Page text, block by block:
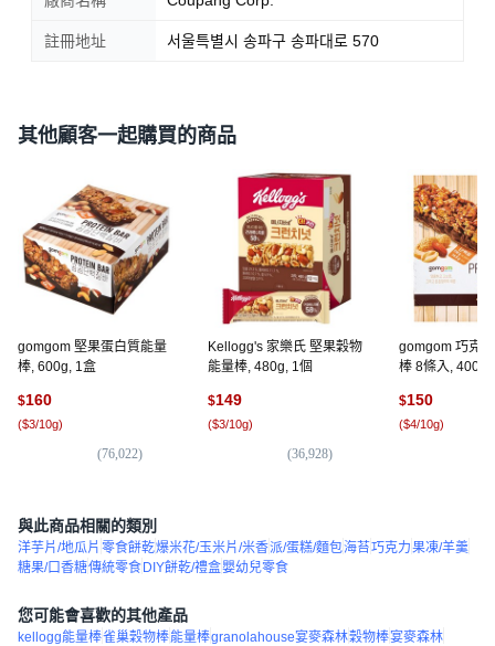
註冊地址 서울특별시 송파구 송파대로 570
其他顧客一起購買的商品
gomgom 堅果蛋白質能量
棒, 600g, 1盒
$160
($3/10g)
(76,022)
Kellogg's 家樂氏 堅果穀物
能量棒, 480g, 1個
$149
($3/10g)
(36,928)
gomgom 巧克
棒 8條入, 400g,
$150
($4/10g)
與此商品相關的類別
洋芋片/地瓜片 零食餅乾爆米花/玉米片/米香派/蛋糕/麵包海苔巧克力果凍/羊羹
糖果/口香糖傳統零食 DIY餅乾/禮盒嬰幼兒零食
您可能會喜歡的其他產品
kellogg能量棒雀巢穀物棒能量棒granolahouse宴麥森林穀物棒宴麥森林